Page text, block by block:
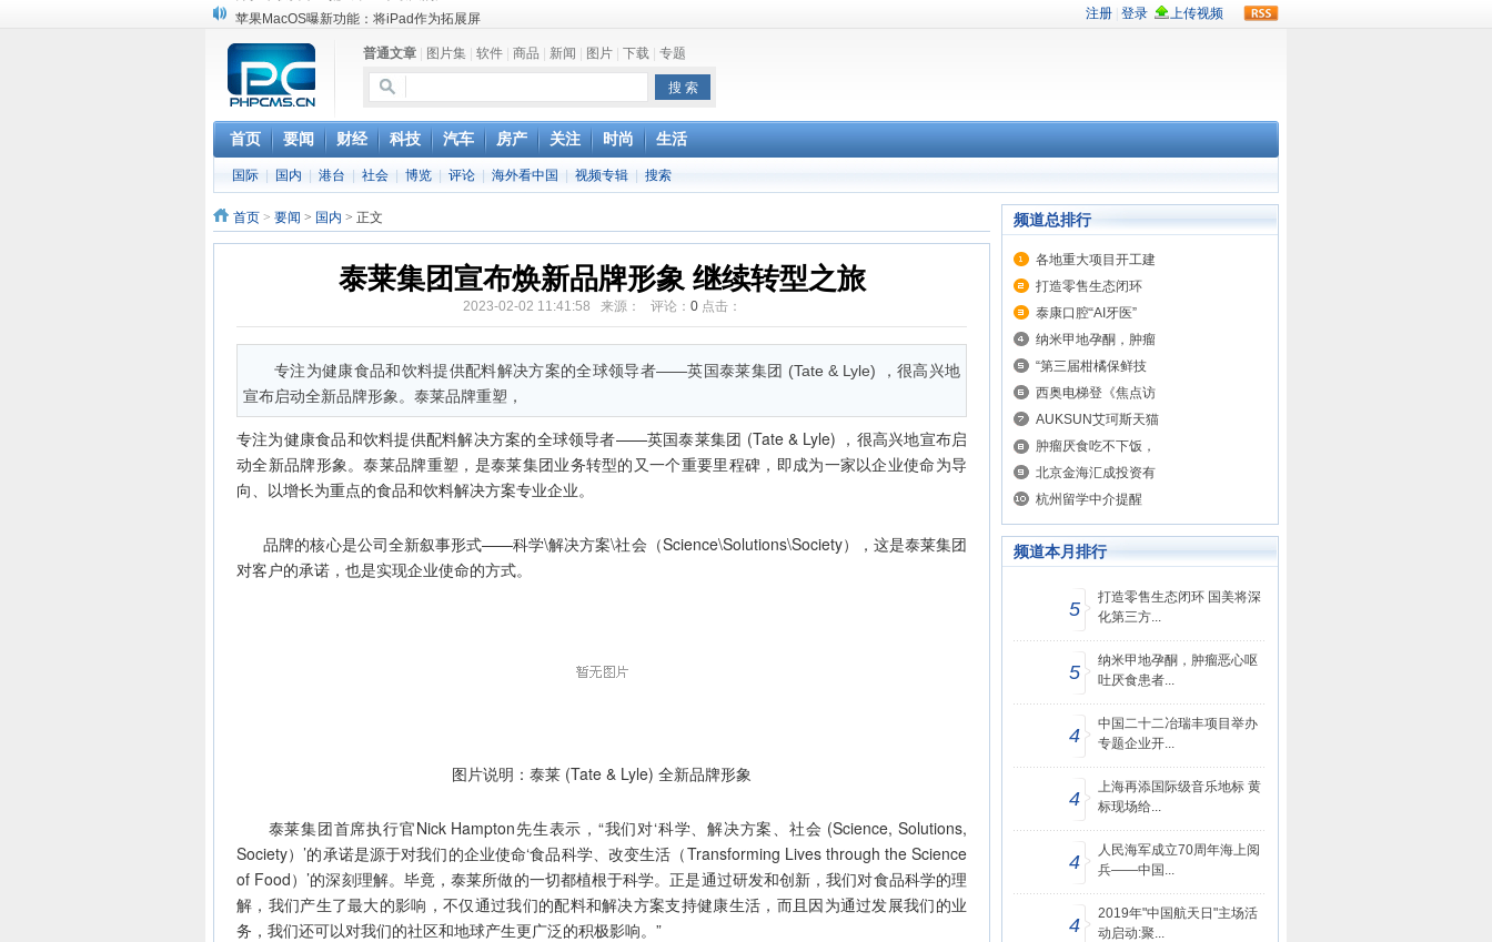
苹果MacOS曝新功能：将iPad作为拓展屏
苹果与高通和解 英特尔失去重要移动客户
小米高管：虽然高通与苹果和解，但5G iPhone最快明年下半年发布
iOS 13加入黑暗模式 多功能加持6月份见
高通与苹果达成和解，双方达成6年许可协议
巴黎圣母院大火肆虐，人类文明的一场浩劫
奔驰维权女车主捅出了一个最大的瓜
普通文章 图片集 软件 商品 新闻 图片 下载 专题
首页 要闻 财经 科技 汽车 房产 关注 时尚 生活
国际 国内 港台 社会 博览 评论 海外看中国 视频专辑 搜索
首页 > 要闻 > 国内 > 正文
泰莱集团宣布焕新品牌形象 继续转型之旅
2023-02-02 11:41:58 来源： 评论： 0点击：
专注为健康食品和饮料提供配料解决方案的全球领导者——英国泰莱集团 (Tate & Lyle) ，很高兴地
宣布启动全新品牌形象。泰莱品牌重塑，
专注为健康食品和饮料提供配料解决方案的全球领导者——英国泰莱集团 (Tate & Lyle) ，很高兴地宣布启
动全新品牌形象。泰莱品牌重塑，是泰莱集团业务转型的又一个重要里程碑，即成为一家以企业使命为导
向、以增长为重点的食品和饮料解决方案专业企业。
品牌的核心是公司全新叙事形式——科学\解决方案\社会（Science\Solutions\Society），这是泰莱集团
对客户的承诺，也是实现企业使命的方式。
图片说明：泰莱 (Tate & Lyle) 全新品牌形象
泰莱集团首席执行官Nick Hampton先生表示，“我们对‘科学、解决方案、社会 (Science, Solutions,
Society）’的承诺是源于对我们的企业使命‘食品科学、改变生活（Transforming Lives through the Science
of Food）’的深刻理解。毕竟，泰莱所做的一切都植根于科学。正是通过研发和创新，我们对食品科学的理
解，我们产生了最大的影响，不仅通过我们的配料和解决方案支持健康生活，而且因为通过发展我们的业
务，我们还可以对我们的社区和地球产生更广泛的积极影响。”
频道总排行
各地重大项目开工建
打造零售生态闭环
泰康口腔“AI牙医”
纳米甲地孕酮，肿瘤
“第三届柑橘保鲜技
西奥电梯登《焦点访
​AUKSUN艾珂斯天猫
肿瘤厌食吃不下饭，
北京金海汇成投资有
​杭州留学中介提醒
频道本月排行
5
打造零售生态闭环 国美将深
化第三方...
5
纳米甲地孕酮，肿瘤恶心呕
吐厌食患者...
4
中国二十二冶瑞丰项目举办
专题企业开...
4
上海再添国际级音乐地标 黄
标现场给...
4
人民海军成立70周年海上阅
兵——中国...
4
2019年"中国航天日"主场活
动启动:聚...